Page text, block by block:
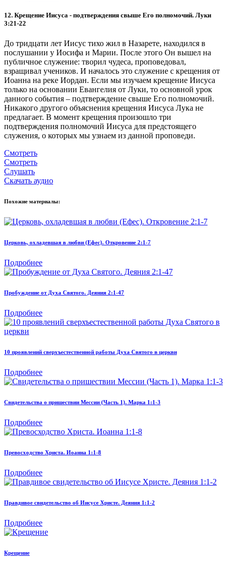
12. Крещение Иисуса - подтверждения свыше Его полномочий. Луки
3:21-22
До тридцати лет Иисус тихо жил в Назарете, находился в
послушании у Иосифа и Марии. После этого Он вышел на
публичное служение: творил чудеса, проповедовал,
взращивал учеников. И началось это служение с крещения от
Иоанна на реке Иордан. Если мы изучаем крещение Иисуса
только на основании Евангелия от Луки, то основной урок
данного события – подтверждение свыше Его полномочий.
Никакого другого объяснения крещения Иисуса Лука не
предлагает. В момент крещения произошло три
подтверждения полномочий Иисуса для предстоящего
служения, о которых мы узнаем из данной проповеди.
Смотреть
Смотреть
Слушать
Скачать аудио
Похожие материалы:
Церковь, охладевшая в любви (Ефес). Откровение 2:1-7
Подробнее
Пробуждение от Духа Святого. Деяния 2:1-47
Подробнее
10 проявлений сверхъестественной работы Духа Святого в церкви
Подробнее
Свидетельства о пришествии Мессии (Часть 1). Марка 1:1-3
Подробнее
Превосходство Христа. Иоанна 1:1-8
Подробнее
Правдивое свидетельство об Иисусе Христе. Деяния 1:1-2
Подробнее
Крещение